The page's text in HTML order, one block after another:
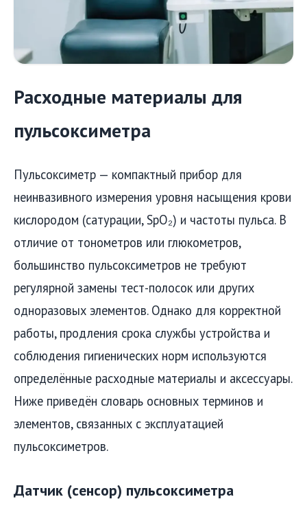
Расходные материалы для
пульсоксиметра
Пульсоксиметр — компактный прибор для
неинвазивного измерения уровня насыщения крови
кислородом (сатурации, SpO₂) и частоты пульса. В
отличие от тонометров или глюкометров,
большинство пульсоксиметров не требуют
регулярной замены тест-полосок или других
одноразовых элементов. Однако для корректной
работы, продления срока службы устройства и
соблюдения гигиенических норм используются
определённые расходные материалы и аксессуары.
Ниже приведён словарь основных терминов и
элементов, связанных с эксплуатацией
пульсоксиметров.
Датчик (сенсор) пульсоксиметра